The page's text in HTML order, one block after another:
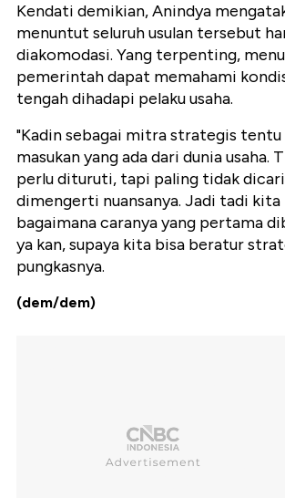
Kendati demikian, Anindya
menuntut seluruh usulan tersebut
diakomodasi. Yang terpenting,
pemerintah dapat memahami
tengah dihadapi pelaku usaha.
"Kadin sebagai mitra strategis
masukan yang ada dari dunia usaha.
perlu dituruti, tapi paling tidak
dimengerti nuansanya. Jadi tadi kita
bagaimana caranya yang pertama
ya kan, supaya kita bisa beratur
pungkasnya.
(dem/dem)